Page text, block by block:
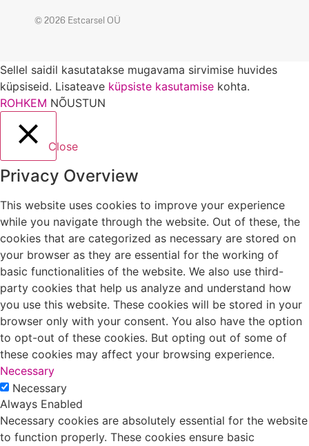
© 2026 Estcarsel OÜ
Sellel saidil kasutatakse mugavama sirvimise huvides
küpsiseid. Lisateave küpsiste kasutamise kohta.
ROHKEM NÕUSTUN
Close
Privacy Overview
This website uses cookies to improve your experience
while you navigate through the website. Out of these, the
cookies that are categorized as necessary are stored on
your browser as they are essential for the working of
basic functionalities of the website. We also use third-
party cookies that help us analyze and understand how
you use this website. These cookies will be stored in your
browser only with your consent. You also have the option
to opt-out of these cookies. But opting out of some of
these cookies may affect your browsing experience.
Necessary
Necessary
Always Enabled
Necessary cookies are absolutely essential for the website
to function properly. These cookies ensure basic